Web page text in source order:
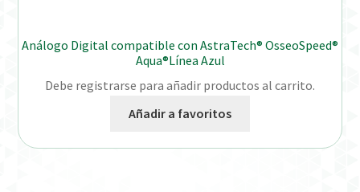
Análogo Digital compatible con AstraTech® OsseoSpeed®
Aqua®Línea Azul
Debe registrarse para añadir productos al carrito.
Añadir a favoritos